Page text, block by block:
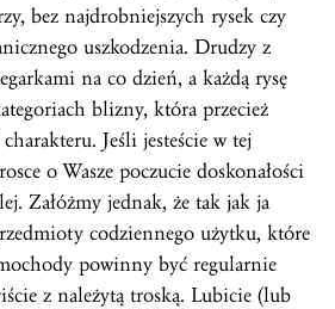
bez najdrobniejszych rysek czy
uszkodzenia. Drudzy z
na co dzień, a każdą rysę
blizny, która przecież
Jeśli jesteście w tej
o Wasze poczucie doskonałości
Załóżmy jednak, że tak jak ja
codziennego użytku, które
powinny być regularnie
z należytą troską. Lubicie (lub